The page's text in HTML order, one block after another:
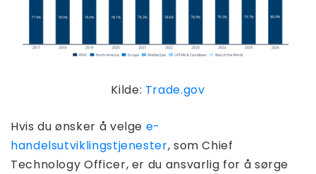
Kilde: Trade.gov
Hvis du ønsker å velge e-
handelsutviklingstjenester, som Chief
Technology Officer, er du ansvarlig for å sørge